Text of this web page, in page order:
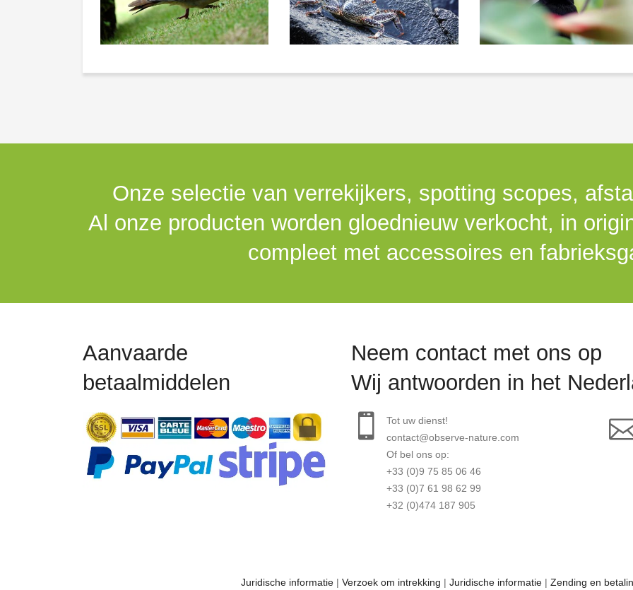
Onze selectie van verrekijkers, spotting scopes,
Al onze producten worden gloednieuw verkocht, in
compleet met accessoires en
Aanvaarde
betaalmiddelen
Neem contact met ons op
Wij antwoorden in het
Tot uw dienst!
contact@observe-nature.com
Of bel ons op:
+33 (0)9 75 85 06 46
+33 (0)7 61 98 62 99
+32 (0)474 187 905
Juridische informatie | Verzoek om intrekking | Juridische informatie | Zending en